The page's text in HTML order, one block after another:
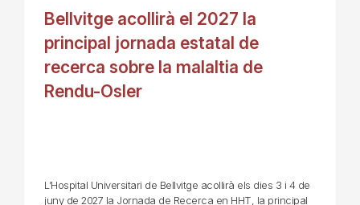
Bellvitge acollirà el 2027 la
principal jornada estatal de
recerca sobre la malaltia de
Rendu-Osler
L’Hospital Universitari de Bellvitge acollirà els dies 3 i 4 de
juny de 2027 la Jornada de Recerca en HHT, la principal